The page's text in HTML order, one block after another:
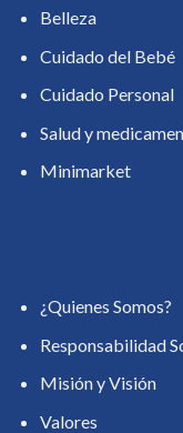
Belleza
Cuidado del Bebé
Cuidado Personal
Salud y
Minimarket
¿Quienes Somos?
Responsabilidad
Misión y Visión
Valores